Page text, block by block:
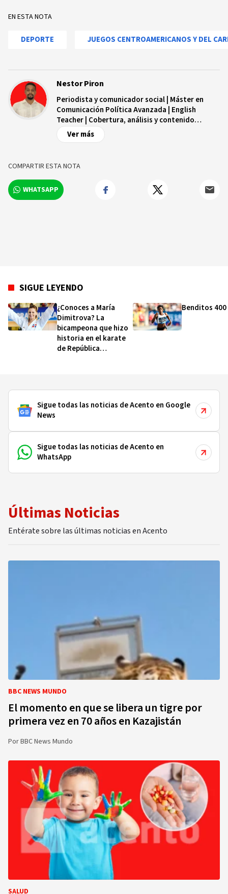
EN ESTA NOTA
DEPORTE JUEGOS CENTROAMERICANOS Y DEL
Nestor Piron
Periodista y comunicador social | Máster en
Comunicación Política Avanzada | English
Teacher | Cobertura, análisis y contenido
digital.
Ver más
COMPARTIR ESTA NOTA
WHATSAPP
SIGUE LEYENDO
¿Conoces a María
Dimitrova? La
bicampeona que hizo
historia en el karate
de República
Benditos 400
Sigue todas las noticias de Acento en Google
News
Sigue todas las noticias de Acento en
WhatsApp